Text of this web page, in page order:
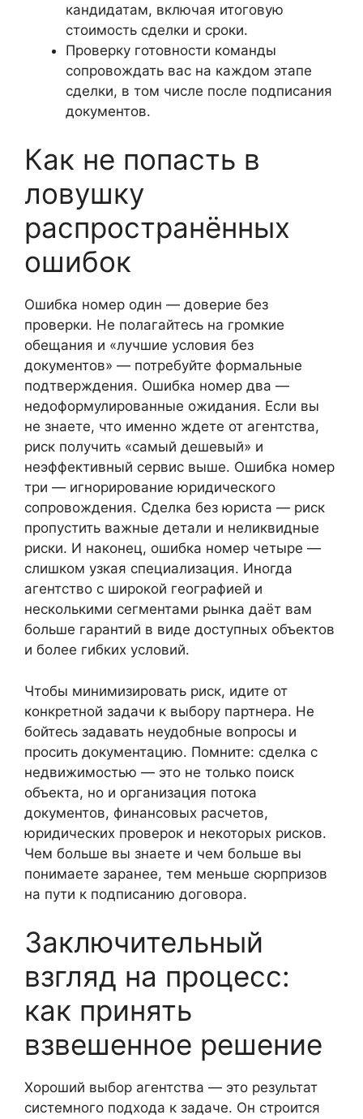
кандидатам, включая итоговую
стоимость сделки и сроки.
Проверку готовности команды
сопровождать вас на каждом этапе
сделки, в том числе после подписания
документов.
Как не попасть в
ловушку
распространённых
ошибок
Ошибка номер один — доверие без
проверки. Не полагайтесь на громкие
обещания и «лучшие условия без
документов» — потребуйте формальные
подтверждения. Ошибка номер два —
недоформулированные ожидания. Если вы
не знаете, что именно ждете от агентства,
риск получить «самый дешевый» и
неэффективный сервис выше. Ошибка номер
три — игнорирование юридического
сопровождения. Сделка без юриста — риск
пропустить важные детали и неликвидные
риски. И наконец, ошибка номер четыре —
слишком узкая специализация. Иногда
агентство с широкой географией и
несколькими сегментами рынка даёт вам
больше гарантий в виде доступных объектов
и более гибких условий.
Чтобы минимизировать риск, идите от
конкретной задачи к выбору партнера. Не
бойтесь задавать неудобные вопросы и
просить документацию. Помните: сделка с
недвижимостью — это не только поиск
объекта, но и организация потока
документов, финансовых расчетов,
юридических проверок и некоторых рисков.
Чем больше вы знаете и чем больше вы
понимаете заранее, тем меньше сюрпризов
на пути к подписанию договора.
Заключительный
взгляд на процесс:
как принять
взвешенное решение
Хороший выбор агентства — это результат
системного подхода к задаче. Он строится